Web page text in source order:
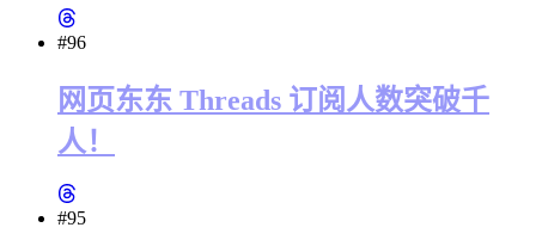
#96
网页东东 Threads 订阅人数突破千
人！
#95